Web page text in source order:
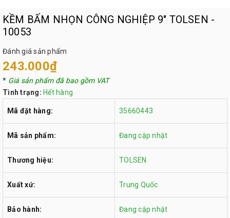
KỀM BẤM NHỌN CÔNG NGHIỆP 9" TOLSEN -
10053
Đánh giá sản phẩm
243.000₫
* Giá sản phẩm đã bao gồm VAT
Tình trạng: Hết hàng
Mã đặt hàng: 35660443
Mã sản phẩm: Đang cập nhật
Thương hiệu: TOLSEN
Xuất xứ: Trung Quốc
Bảo hành: Đang cập nhật